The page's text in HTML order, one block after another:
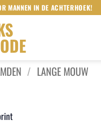
MANNEN IN DE ACHTERHOEK!
/ LANGE MOUW